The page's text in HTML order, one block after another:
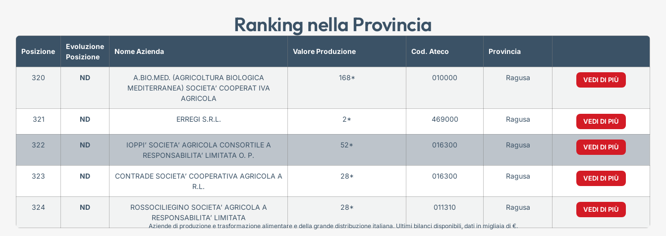
Ranking nella Provincia
Posizione
Evoluzione
Posizione
Nome Azienda Valore Produzione Cod. Ateco Provincia
320 ND
A.BIO.MED. (AGRICOLTURA BIOLOGICA
MEDITERRANEA) SOCIETA’ COOPERAT IVA
AGRICOLA
168* 010000 Ragusa VEDI DI PIÙ
321 ND ERREGI S.R.L. 2* 469000 Ragusa VEDI DI PIÙ
322 ND
IOPPI’ SOCIETA’ AGRICOLA CONSORTILE A
RESPONSABILITA’ LIMITATA O. P.
52* 016300 Ragusa VEDI DI PIÙ
323 ND
CONTRADE SOCIETA’ COOPERATIVA AGRICOLA A
R.L.
28* 016300 Ragusa VEDI DI PIÙ
324 ND
ROSSOCILIEGINO SOCIETA’ AGRICOLA A
RESPONSABILITA’ LIMITATA
28* 011310 Ragusa VEDI DI PIÙ
Aziende di produzione e trasformazione alimentare e della grande distribuzione italiana. Ultimi bilanci disponibili, dati in migliaia di €.